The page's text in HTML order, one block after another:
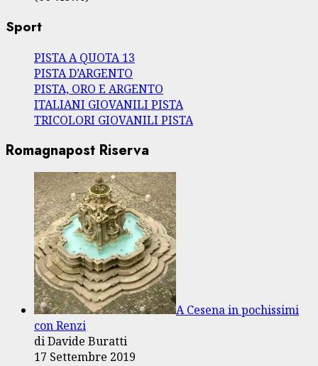
Sport
PISTA A QUOTA 13
PISTA D’ARGENTO
PISTA, ORO E ARGENTO
ITALIANI GIOVANILI PISTA
TRICOLORI GIOVANILI PISTA
Romagnapost Riserva
A Cesena in pochissimi
con Renzi
di Davide Buratti
17 Settembre 2019